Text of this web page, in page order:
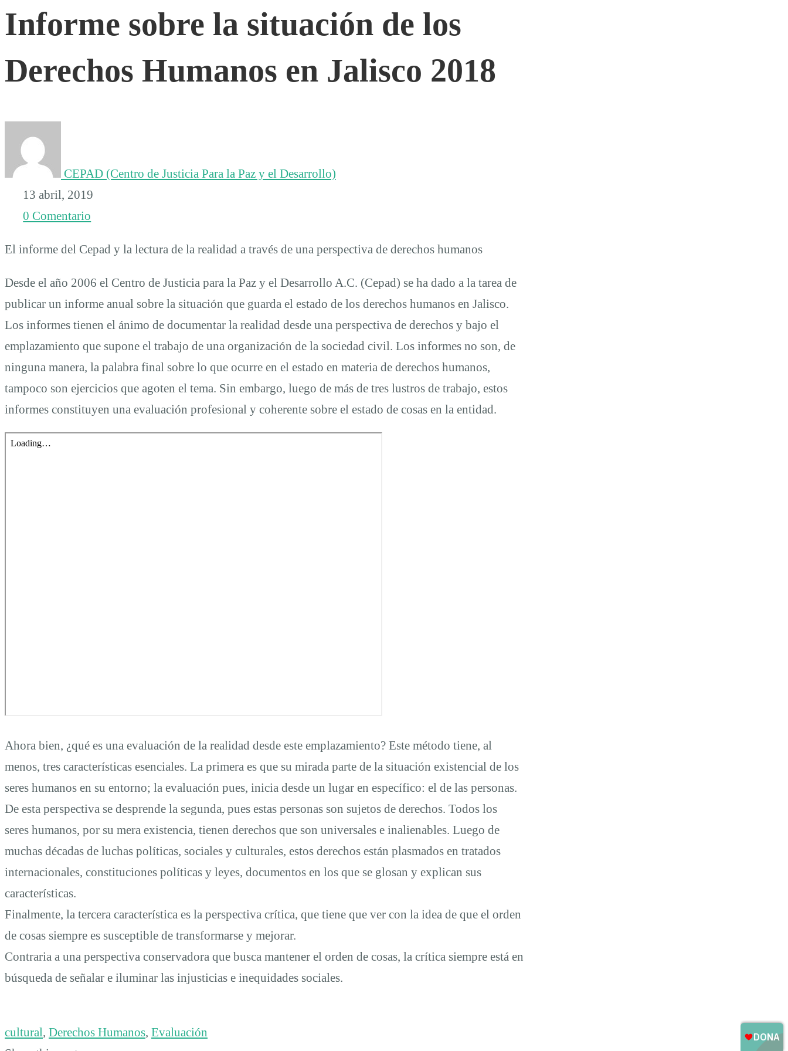
la
situación
los
Derechos
Humanos
en
Jalisco
2018
Informe sobre la situación de los
Derechos Humanos en Jalisco 2018
CEPAD (Centro de Justicia Para la Paz y el Desarrollo)
13 abril, 2019
0 Comentario
El informe del Cepad y la lectura de la realidad a través de una perspectiva de derechos humanos
Desde el año 2006 el Centro de Justicia para la Paz y el Desarrollo A.C. (Cepad) se ha dado a la tarea de
publicar un informe anual sobre la situación que guarda el estado de los derechos humanos en Jalisco.
Los informes tienen el ánimo de documentar la realidad desde una perspectiva de derechos y bajo el
emplazamiento que supone el trabajo de una organización de la sociedad civil. Los informes no son, de
ninguna manera, la palabra final sobre lo que ocurre en el estado en materia de derechos humanos,
tampoco son ejercicios que agoten el tema. Sin embargo, luego de más de tres lustros de trabajo, estos
informes constituyen una evaluación profesional y coherente sobre el estado de cosas en la entidad.
Ahora bien, ¿qué es una evaluación de la realidad desde este emplazamiento? Este método tiene, al
menos, tres características esenciales. La primera es que su mirada parte de la situación existencial de los
seres humanos en su entorno; la evaluación pues, inicia desde un lugar en específico: el de las personas.
De esta perspectiva se desprende la segunda, pues estas personas son sujetos de derechos. Todos los
seres humanos, por su mera existencia, tienen derechos que son universales e inalienables. Luego de
muchas décadas de luchas políticas, sociales y culturales, estos derechos están plasmados en tratados
internacionales, constituciones políticas y leyes, documentos en los que se glosan y explican sus
características.
Finalmente, la tercera característica es la perspectiva crítica, que tiene que ver con la idea de que el orden
de cosas siempre es susceptible de transformarse y mejorar.
Contraria a una perspectiva conservadora que busca mantener el orden de cosas, la crítica siempre está en
búsqueda de señalar e iluminar las injusticias e inequidades sociales.
cultural, Derechos Humanos, Evaluación